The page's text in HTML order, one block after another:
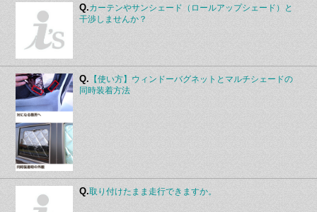
Q.カーテンやサンシェード（ロールアップシェード）と
干渉しませんか？
Q. 【使い方】ウィンドーバグネットとマルチシェードの
同時装着方法
Q.取り付けたまま走行できますか。